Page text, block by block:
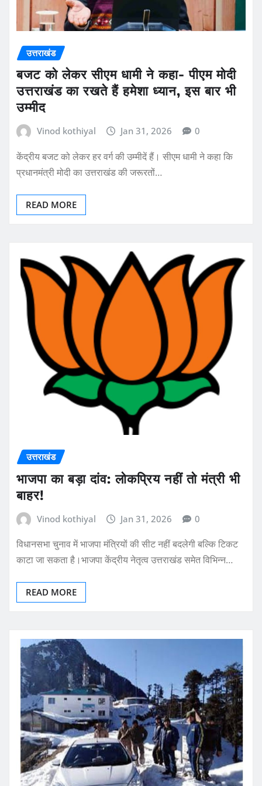
उत्तराखंड
बजट को लेकर सीएम धामी ने कहा- पीएम मोदी
उत्तराखंड का रखते हैं हमेशा ध्यान, इस बार भी
उम्मीद
Vinod kothiyal Jan 31, 2026 0
केंद्रीय बजट को लेकर हर वर्ग की उम्मीदें हैं। सीएम धामी ने कहा कि
प्रधानमंत्री मोदी का उत्तराखंड की जरूरतों…
READ MORE
उत्तराखंड
भाजपा का बड़ा दांव: लोकप्रिय नहीं तो मंत्री भी
बाहर!
Vinod kothiyal Jan 31, 2026 0
विधानसभा चुनाव में भाजपा मंत्रियों की सीट नहीं बदलेगी बल्कि टिकट
काटा जा सकता है।भाजपा केंद्रीय नेतृत्व उत्तराखंड समेत विभिन्न…
READ MORE